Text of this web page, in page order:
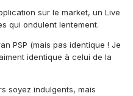
sur le market, un Live
qui ondulent lentement.
PSP (mais pas identique ! Je
identique à celui de la
soyez indulgents, mais